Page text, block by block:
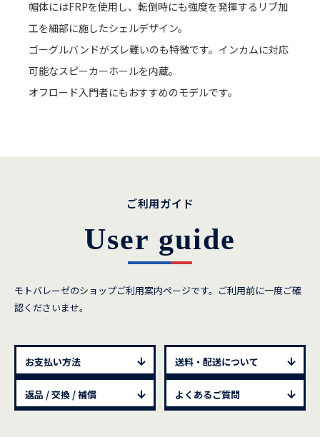
帽体にはFRPを使用し、転倒時にも強度を発揮するリブ加
工を細部に施したシェルデザイン。
ゴーグルバンドがズレ難いのも特徴です。インカムに対応
可能なスピーカーホールを内蔵。
オフロード入門者にもおすすめのモデルです。
ご利用ガイド
User guide
モトバレーゼのショップご利用案内ページです。ご利用前に一度ご確
認くださいませ。
お支払い方法 送料・配送について
返品 / 交換 / 補償 よくあるご質問